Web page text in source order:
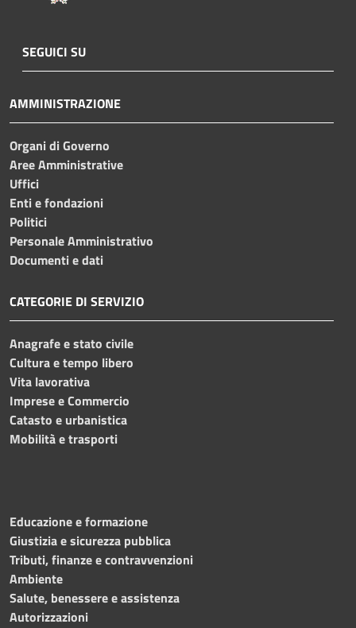
SEGUICI SU
AMMINISTRAZIONE
Organi di Governo
Aree Amministrative
Uffici
Enti e fondazioni
Politici
Personale Amministrativo
Documenti e dati
CATEGORIE DI SERVIZIO
Anagrafe e stato civile
Cultura e tempo libero
Vita lavorativa
Imprese e Commercio
Catasto e urbanistica
Mobilità e trasporti
Educazione e formazione
Giustizia e sicurezza pubblica
Tributi, finanze e contravvenzioni
Ambiente
Salute, benessere e assistenza
Autorizzazioni